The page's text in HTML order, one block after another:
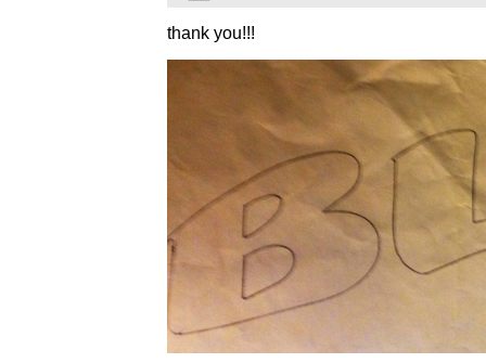
thank you!!!